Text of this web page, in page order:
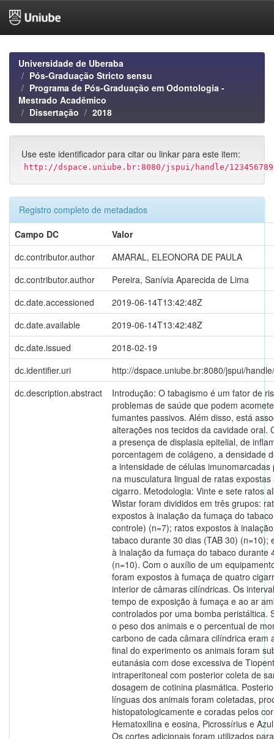
navigationUniversidade de Uberaba
Pós-Graduação Stricto sensu
Programa de Pós-Graduação em Odontologia -
Mestrado Acadêmico
Dissertação
2018
Use este identificador para citar ou linkar para este item:
http://dspace.uniube.br:8080/jspui/handle/
Registro completo de metadados
Campo DC
Valor
dc.contributor.author
AMARAL, ELEONORA DE PAULA
dc.contributor.author
Pereira, Sanívia Aparecida de Lima
dc.date.accessioned
2019-06-14T13:42:48Z
dc.date.available
2019-06-14T13:42:48Z
dc.date.issued
2018-02-19
dc.identifier.uri
http://dspace.uniube.br:8080/jspui/
dc.description.abstract
Introdução: O tabagismo é um fator de
problemas de saúde que podem
fumantes passivos. Além disso, está
alterações nos tecidos da cavidade oral.
a presença de displasia epitelial, de
porcentagem de colágeno, a densidade
a intensidade de células
na musculatura lingual de ratas
cigarro. Metodologia: Vinte e sete ratos
Wistar foram divididos em três grupos:
expostos à inalação da fumaça do
controle) (n=7); ratos expostos à
tabaco durante 30 dias (TAB 30) (n=10);
à inalação da fumaça do tabaco durante
(n=10). Com o auxílio de um
foram expostos à fumaça de quatro
interior de câmaras cilíndricas. Os
tempo de exposição à fumaça e ao ar
controlados por uma bomba peristáltica.
o peso dos animais e o percentual de
carbono de cada câmara cilíndrica eram
final do experimento os animais foram
eutanásia com dose excessiva de
intraperitoneal com posterior coleta de
dosagem de cotinina plasmática.
línguas dos animais foram coletadas,
histopatologicamente e coradas pelos
Hematoxilina e eosina, Picrossírius e
Os cortes adicionais foram utilizados para